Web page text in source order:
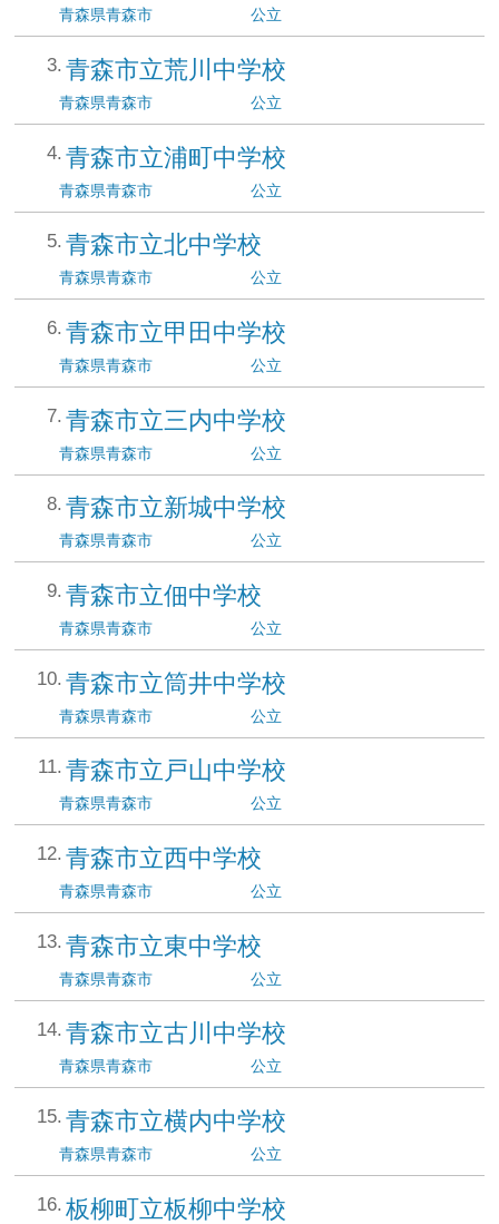
青森県青森市 公立
青森市立荒川中学校
青森県青森市 公立
青森市立浦町中学校
青森県青森市 公立
青森市立北中学校
青森県青森市 公立
青森市立甲田中学校
青森県青森市 公立
青森市立三内中学校
青森県青森市 公立
青森市立新城中学校
青森県青森市 公立
青森市立佃中学校
青森県青森市 公立
青森市立筒井中学校
青森県青森市 公立
青森市立戸山中学校
青森県青森市 公立
青森市立西中学校
青森県青森市 公立
青森市立東中学校
青森県青森市 公立
青森市立古川中学校
青森県青森市 公立
青森市立横内中学校
青森県青森市 公立
板柳町立板柳中学校